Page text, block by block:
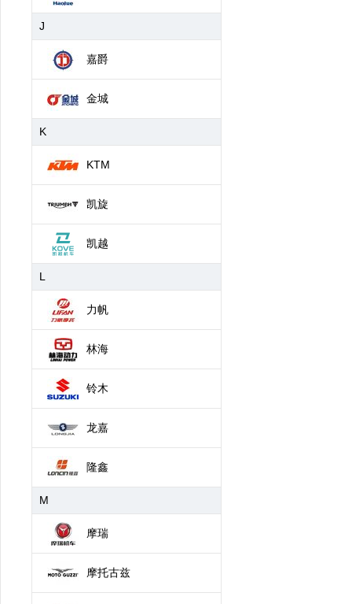
J
嘉爵
金城
K
KTM
凯旋
凯越
L
力帆
林海
铃木
龙嘉
隆鑫
M
摩瑞
摩托古兹